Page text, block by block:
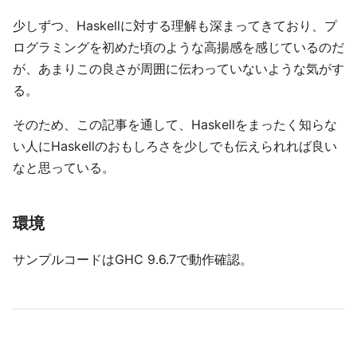
少しずつ、Haskellに対する理解も深まってきており、プ
ログラミングを初めた頃のような高揚感を感じているのだ
が、あまりこの良さが周囲に伝わっていないような気がす
る。
そのため、この記事を通して、Haskellをまったく知らな
い人にHaskellのおもしろさを少しでも伝えられれば良い
なと思っている。
環境
サンプルコードはGHC 9.6.7で動作確認。